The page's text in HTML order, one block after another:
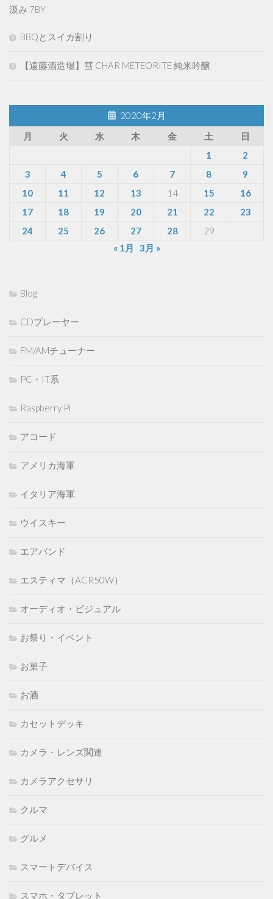
汲み 7BY
BBQとスイカ割り
【遠藤酒造場】彗 CHAR METEORITE 純米吟醸
2020年2月
月
火 水 木 金 土
日
1
2
3
4 5 6 7 8
9
10
11 12 13 14 15
16
17
18 19 20 21 22
23
24
25 26 27 28
29
« 1月
3月 »
Blog
CDプレーヤー
FM/AMチューナー
PC・IT系
Raspberry Pi
アコード
アメリカ海軍
イタリア海軍
ウイスキー
エアバンド
エスティマ（ACR50W）
オーディオ・ビジュアル
お祭り・イベント
お菓子
お酒
カセットデッキ
カメラ・レンズ関連
カメラアクセサリ
クルマ
グルメ
スマートデバイス
スマホ・タブレット